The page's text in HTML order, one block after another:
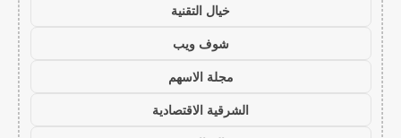
خيال التقنية
شوف ويب
مجلة الاسهم
الشرقية الاقتصادية